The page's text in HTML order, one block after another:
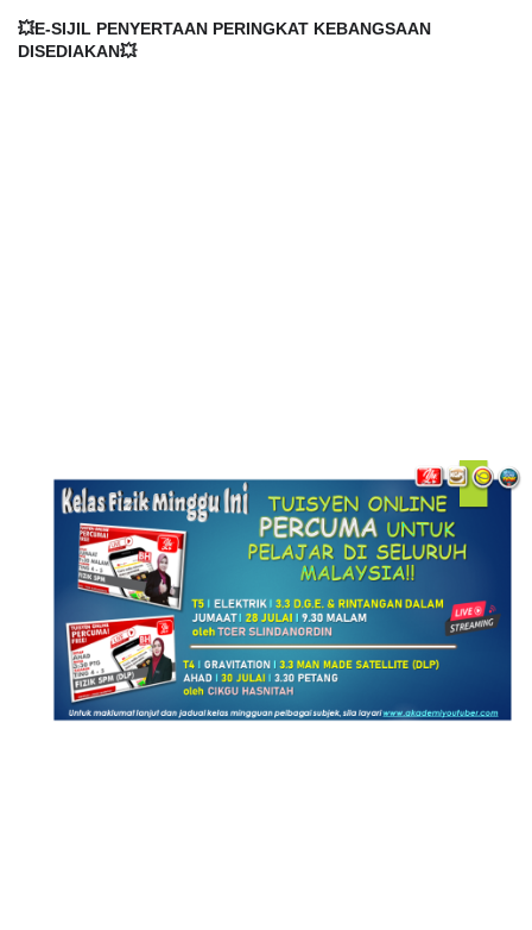
💥E-SIJIL PENYERTAAN PERINGKAT KEBANGSAAN
DISEDIAKAN💥